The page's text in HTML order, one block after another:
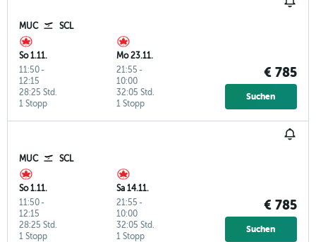
MUC SCL
So 1.11.
11:50-
12:15
1 Stopp
28:25 Std.
Mo 23.11.
21:55 -
10:00
1 Stopp
32:05 Std.
€ 785
Suchen
MUC SCL
So 1.11.
11:50-
12:15
1 Stopp
28:25 Std.
Sa 14.11.
21:55 -
10:00
1 Stopp
32:05 Std.
€ 785
Suchen